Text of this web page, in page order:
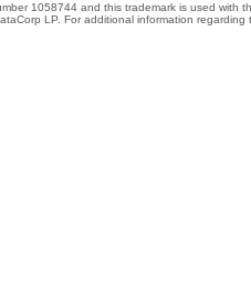
1058744 and this trademark is used
LP. For additional information regarding